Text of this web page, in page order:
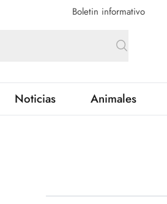
Boletin informativo
Noticias Animales